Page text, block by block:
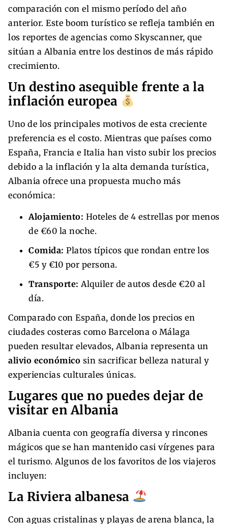
comparación con el mismo período del año
anterior. Este boom turístico se refleja también en
los reportes de agencias como Skyscanner, que
sitúan a Albania entre los destinos de más rápido
crecimiento.
Un destino asequible frente a la
inflación europea
Uno de los principales motivos de esta creciente
preferencia es el costo. Mientras que países como
España, Francia e Italia han visto subir los precios
debido a la inflación y la alta demanda turística,
Albania ofrece una propuesta mucho más
económica:
Alojamiento: Hoteles de 4 estrellas por menos
de €60 la noche.
Comida: Platos típicos que rondan entre los
€5 y €10 por persona.
Transporte: Alquiler de autos desde €20 al
día.
Comparado con España, donde los precios en
ciudades costeras como Barcelona o Málaga
pueden resultar elevados, Albania representa un
alivio económico sin sacrificar belleza natural y
experiencias culturales únicas.
Lugares que no puedes dejar de
visitar en Albania
Albania cuenta con geografía diversa y rincones
mágicos que se han mantenido casi vírgenes para
el turismo. Algunos de los favoritos de los viajeros
incluyen:
La Riviera albanesa
Con aguas cristalinas y playas de arena blanca, la